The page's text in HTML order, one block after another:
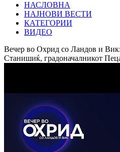
НАСЛОВНА
НАЈНОВИ ВЕСТИ
КАТЕГОРИИ
ВИДЕО
Вечер во Охрид со Ландов и
Станишиќ, градоначалникот